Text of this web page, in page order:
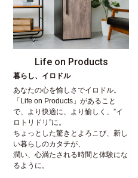
Life on Products
暮らし、イロドル
あなたの心を愉しさでイロドル。
「Life on Products」があること
で、より快適に、より愉しく、”イ
ロトリドリ”に。
ちょっとした驚きとよろこび、新し
い暮らしのカタチが、
潤い、心満たされる時間と体験にな
るように。